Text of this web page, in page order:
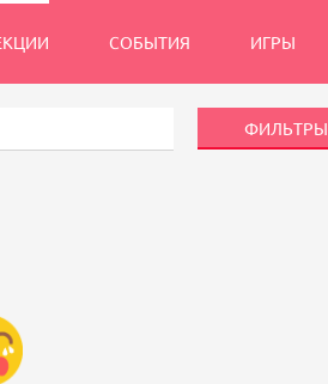
СОБЫТИЯ ИГРЫ
ФИЛЬТРЫ